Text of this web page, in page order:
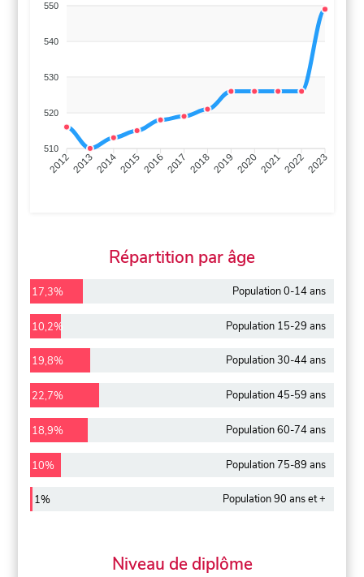
550
540
530
520
510
201220132014201520162017 20182019 2020202120222023
Répartition par âge
17,3% Population 0-14 ans
10,2% Population 15-29 ans
19,8% Population 30-44 ans
22,7% Population 45-59 ans
18,9% Population 60-74 ans
10% Population 75-89 ans
1% Population 90 ans et +
Niveau de diplôme